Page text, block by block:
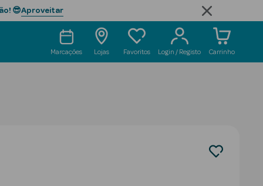
😎Aproveitar
Marcações Lojas Favoritos Login / Registo Carrinho